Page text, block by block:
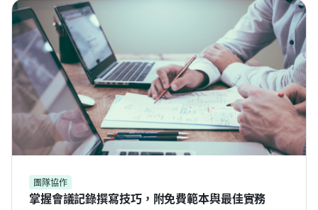
團隊協作
掌握會議記錄撰寫技巧，附免費範本與最佳實務